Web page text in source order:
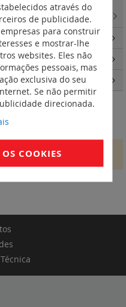
de cabos
que correspondam à
keystone, caixa saliente e
através do
de publicidade.
para construir
e mostrar-lhe
websites. Eles não
pessoais, mas
exclusiva do seu
Se não permitir
direcionada.
COOKIES